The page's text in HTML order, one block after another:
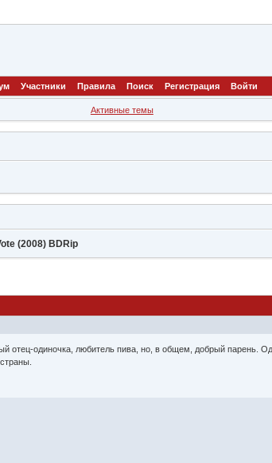
Участники Правила Поиск Регистрация Войти
Активные темы
(2008) BDRip
отец-одиночка, любитель пива, но, в общем, добрый